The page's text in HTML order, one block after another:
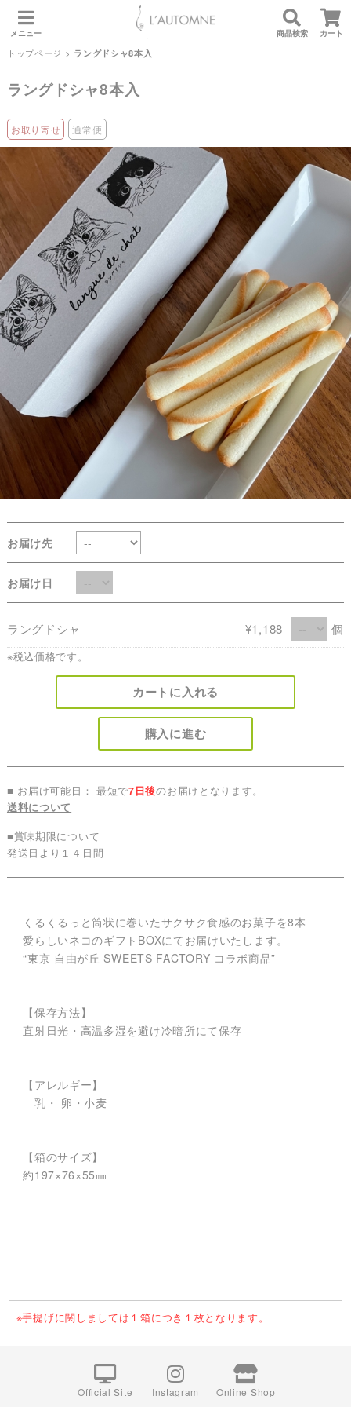
メニュー 商品検索 カート
トップページ > ラングドシャ8本入
ラングドシャ8本入
お取り寄せ 通常便
お届け先
お届け日
ラングドシャ ¥1,188 個
※税込価格です。
カートに入れる
購入に進む
■ お届け可能日： 最短で7日後のお届けとなります。
送料について
■賞味期限について
発送日より１４日間
くるくるっと筒状に巻いたサクサク食感のお菓子を8本
愛らしいネコのギフトBOXにてお届けいたします。
“東京 自由が丘 SWEETS FACTORY コラボ商品”
【保存方法】
直射日光・高温多湿を避け冷暗所にて保存
【アレルギー】
乳・ 卵・小麦
【箱のサイズ】
約197×76×55㎜
※手提げに関しましては１箱につき１枚となります。
Official Site Instagram Online Shop